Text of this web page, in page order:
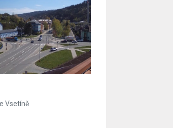
Vsetíně